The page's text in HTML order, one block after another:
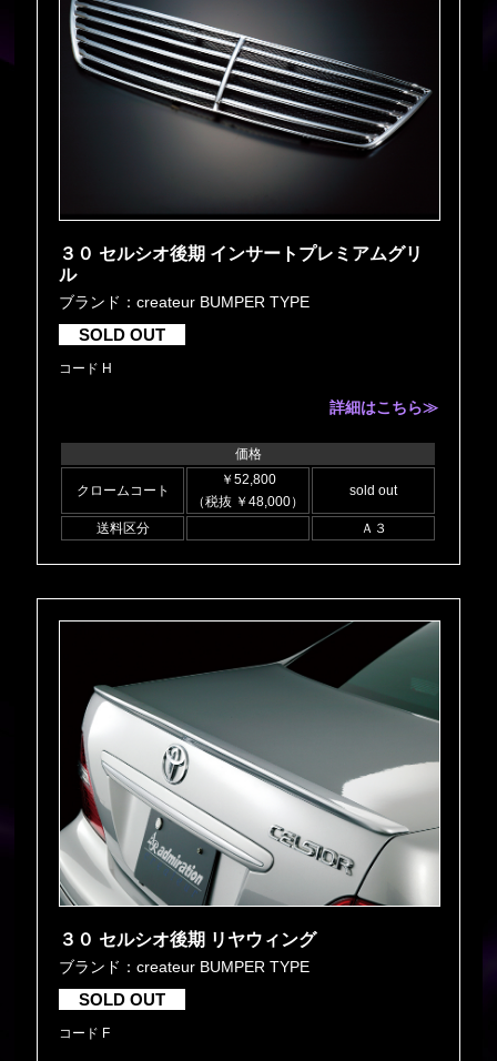
３０ セルシオ後期 インサートプレミアムグリ
ル
ブランド：createur BUMPER TYPE
SOLD OUT
コード H
詳細はこちら≫
価格
クロームコート
￥52,800
（税抜 ￥48,000）
sold out
送料区分 Ａ３
３０ セルシオ後期 リヤウィング
ブランド：createur BUMPER TYPE
SOLD OUT
コード F